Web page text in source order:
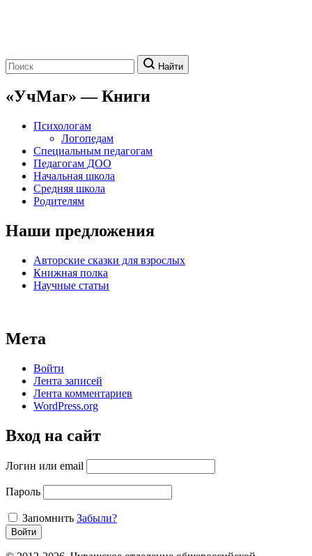
Поиск:
Найти
«УчМаг» — Книги
Психологам
Логопедам
Специальным педагогам
Педагогам ДОО
Начальная школа
Средняя школа
Родителям
Наши предложения
Авторские сказки для взрослых
Книжная полка
Научные статьи
Мета
Войти
Лента записей
Лента комментариев
WordPress.org
Вход на сайт
Логин или email
Пароль
Запомнить Забыли?
Войти